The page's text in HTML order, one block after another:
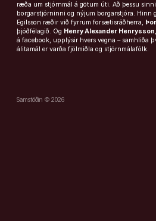
ræða um stjórnmál á götum úti. Að þessu
borgarstjórninni og nýjum borgarstjóra. Hinn
Egilsson ræðir við fyrrum forsætisráðherra,
þjóðfélagið. Og Henry Alexander Henrysson
á facebook, upplýsir hvers vegna – samhliða
álitamál er varða fjölmiðla og stjórnmálafólk.
Samstöðin © 2026